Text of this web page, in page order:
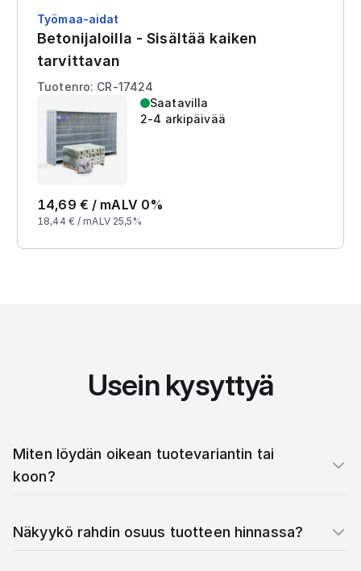
Työmaa-aidat
Betonijaloilla - Sisältää kaiken
tarvittavan
Tuotenro: CR-17424
Saatavilla
2-4 arkipäivää
14,69 € / mALV 0%
18,44 € / mALV 25,5%
Usein kysyttyä
Miten löydän oikean tuotevariantin tai
koon?
Näkyykö rahdin osuus tuotteen hinnassa?